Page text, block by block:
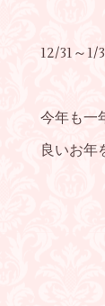
12/31～1/
今年も一
良いお年